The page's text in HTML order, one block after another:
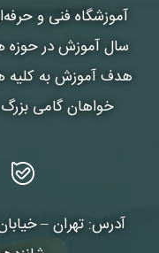
آموزشگاه فنی و
سال آموزش در حوزه
هدف آموزش به کلیه
خواهان گامی
آدرس: تهران –